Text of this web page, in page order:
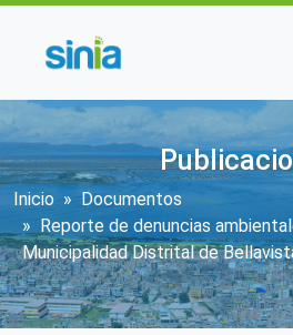
Sobrescribir enlaces
Inicio
Documentos
Reporte de denuncias
Municipalidad Distrital de